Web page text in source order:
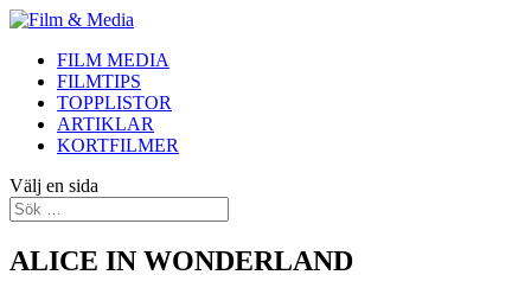
FILM MEDIA
FILMTIPS
TOPPLISTOR
ARTIKLAR
KORTFILMER
Välj en sida
ALICE IN WONDERLAND